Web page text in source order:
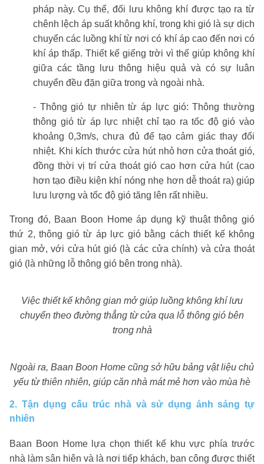
pháp này. Cụ thể, đối lưu không khí được tạo ra từ
chênh lệch áp suất không khí, trong khi gió là sự dịch
chuyển các luồng khí từ nơi có khí áp cao đến nơi có
khí áp thấp. Thiết kế giếng trời vì thế giúp không khí
giữa các tầng lưu thông hiệu quả và có sự luân
chuyển đều đặn giữa trong và ngoài nhà.
- Thông gió tự nhiên từ áp lực gió: Thông thường
thông gió từ áp lực nhiệt chỉ tạo ra tốc độ gió vào
khoảng 0,3m/s, chưa đủ để tạo cảm giác thay đổi
nhiệt. Khi kích thước cửa hút nhỏ hơn cửa thoát gió,
đồng thời vị trí cửa thoát gió cao hơn cửa hút (cao
hơn tạo điều kiện khí nóng nhẹ hơn dễ thoát ra) giúp
lưu lượng và tốc độ gió tăng lên rất nhiều.
Trong đó, Baan Boon Home áp dụng kỹ thuật thông gió
thứ 2, thông gió từ áp lực gió bằng cách thiết kế không
gian mở, với cửa hút gió (là các cửa chính) và cửa thoát
gió (là những lỗ thông gió bên trong nhà).
Việc thiết kế không gian mở giúp luồng không khí lưu
chuyển theo đường thẳng từ cửa qua lỗ thông gió bên
trong nhà
Ngoài ra, Baan Boon Home cũng sở hữu bảng vật liệu chủ
yếu từ thiên nhiên, giúp căn nhà mát mẻ hơn vào mùa hè
2. Tận dụng cấu trúc nhà và sử dụng ánh sáng tự
nhiên
Baan Boon Home lựa chọn thiết kế khu vực phía trước
nhà làm sân hiên và là nơi tiếp khách, ban công được thiết